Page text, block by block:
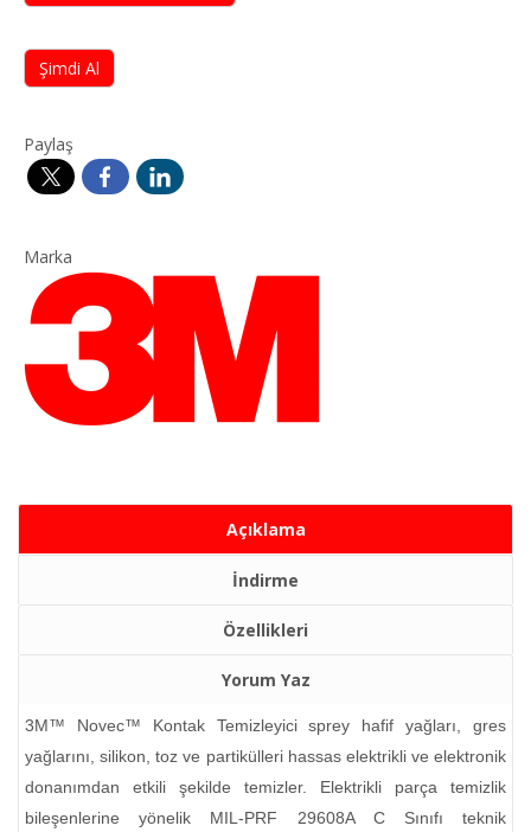
Şimdi Al
Paylaş
Marka
Açıklama
İndirme
Özellikleri
Yorum Yaz
3M™ Novec™ Kontak Temizleyici sprey hafif yağları, gres
yağlarını, silikon, toz ve partikülleri hassas elektrikli ve elektronik
donanımdan etkili şekilde temizler. Elektrikli parça temizlik
bileşenlerine yönelik MIL-PRF 29608A C Sınıfı teknik